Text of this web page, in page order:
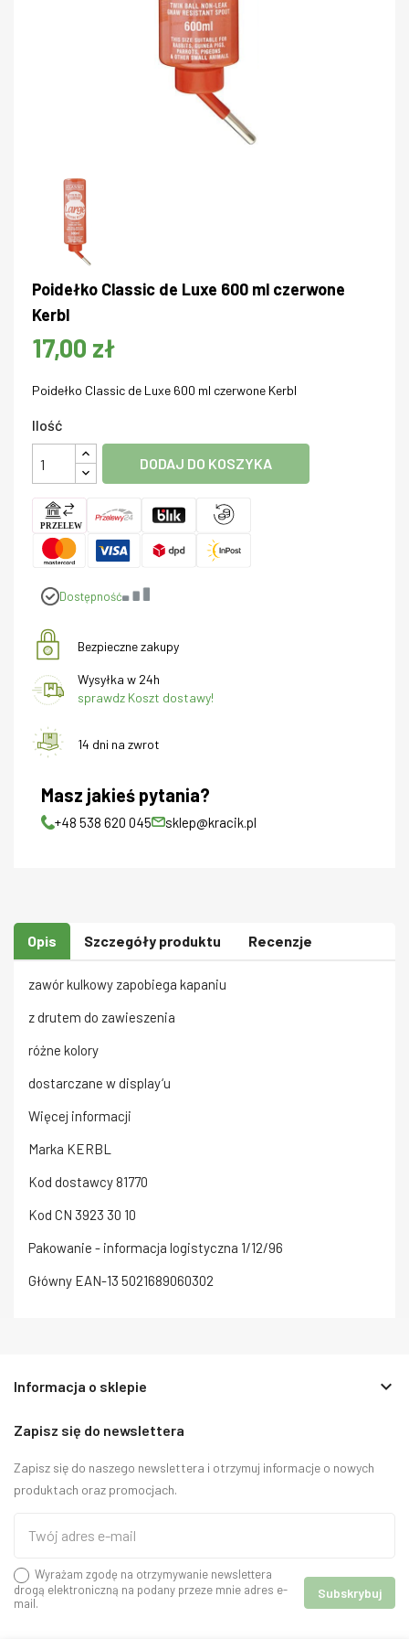
Poidełko Classic de Luxe 600 ml czerwone
Kerbl
17,00 zł
Poidełko Classic de Luxe 600 ml czerwone Kerbl
Ilość
DODAJ DO KOSZYKA
Dostępność
Bezpieczne zakupy
Wysyłka w 24h
sprawdz Koszt dostawy!
14 dni na zwrot
Masz jakieś pytania?
+48 538 620 045 sklep@kracik.pl
Opis Szczegóły produktu Recenzje
zawór kulkowy zapobiega kapaniu
z drutem do zawieszenia
różne kolory
dostarczane w display‘u
Więcej informacji
Marka KERBL
Kod dostawcy 81770
Kod CN 3923 30 10
Pakowanie - informacja logistyczna 1/12/96
Główny EAN-13 5021689060302
Informacja o sklepie keyboard_arrow_down
Zapisz się do newslettera
Zapisz się do naszego newslettera i otrzymuj informacje o nowych
produktach oraz promocjach.
Wyrażam zgodę na otrzymywanie newslettera
drogą elektroniczną na podany przeze mnie adres e-
mail.